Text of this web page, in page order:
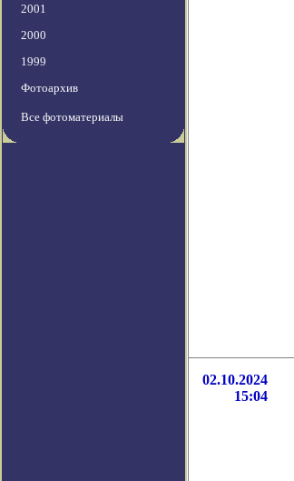
2001
2000
1999
Фотоархив
Все фотоматериалы
02.10.2024
15:04